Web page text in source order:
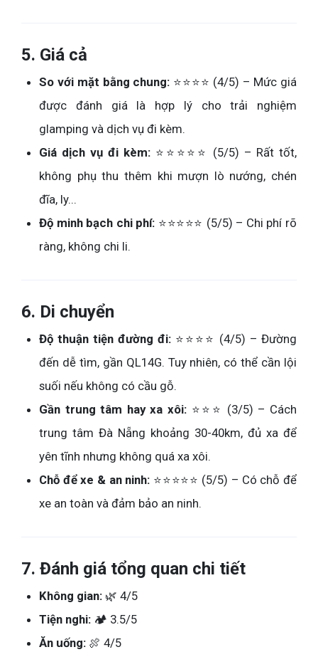
5. Giá cả
So với mặt bằng chung: ⭐⭐⭐⭐ (4/5) – Mức giá
được đánh giá là hợp lý cho trải nghiệm
glamping và dịch vụ đi kèm.
Giá dịch vụ đi kèm:⭐⭐⭐⭐⭐ (5/5) – Rất tốt,
không phụ thu thêm khi mượn lò nướng, chén
đĩa, ly...
Độ minh bạch chi phí: ⭐⭐⭐⭐⭐ (5/5) – Chi phí rõ
ràng, không chi li.
6. Di chuyển
Độ thuận tiện đường đi: ⭐⭐⭐⭐ (4/5) – Đường
đến dễ tìm, gần QL14G. Tuy nhiên, có thể cần lội
suối nếu không có cầu gỗ.
Gần trung tâm hay xa xôi:⭐⭐⭐ (3/5) – Cách
trung tâm Đà Nẵng khoảng 30-40km, đủ xa để
yên tĩnh nhưng không quá xa xôi.
Chỗ để xe & an ninh: ⭐⭐⭐⭐⭐ (5/5) – Có chỗ để
xe an toàn và đảm bảo an ninh.
7. Đánh giá tổng quan chi tiết
Không gian: 🌿 4/5
Tiện nghi: 🏕️ 3.5/5
Ăn uống: 🍖 4/5